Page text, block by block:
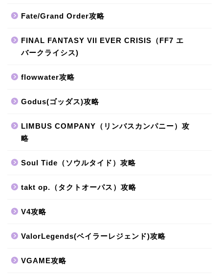
Fate/Grand Order攻略
FINAL FANTASY VII EVER CRISIS（FF7 エ
バークライシス)
flowwater攻略
Godus(ゴッダス)攻略
LIMBUS COMPANY（リンバスカンパニー）攻
略
Soul Tide（ソウルタイド）攻略
takt op.（タクトオーパス）攻略
V4攻略
ValorLegends(ベイラーレジェンド)攻略
VGAME攻略